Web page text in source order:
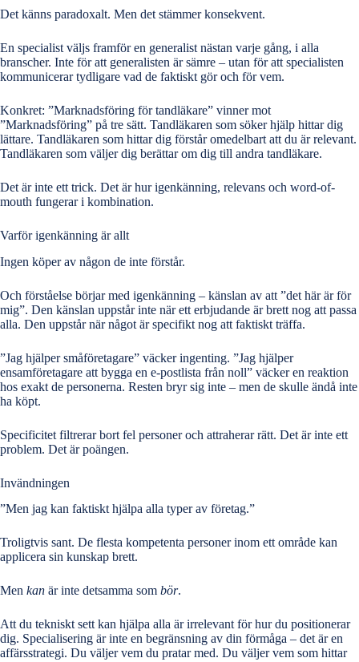
Det känns paradoxalt. Men det stämmer konsekvent.
En specialist väljs framför en generalist nästan varje gång, i alla
branscher. Inte för att generalisten är sämre – utan för att specialisten
kommunicerar tydligare vad de faktiskt gör och för vem.
Konkret: ”Marknadsföring för tandläkare” vinner mot
”Marknadsföring” på tre sätt. Tandläkaren som söker hjälp hittar dig
lättare. Tandläkaren som hittar dig förstår omedelbart att du är relevant.
Tandläkaren som väljer dig berättar om dig till andra tandläkare.
Det är inte ett trick. Det är hur igenkänning, relevans och word-of-
mouth fungerar i kombination.
Varför igenkänning är allt
Ingen köper av någon de inte förstår.
Och förståelse börjar med igenkänning – känslan av att ”det här är för
mig”. Den känslan uppstår inte när ett erbjudande är brett nog att passa
alla. Den uppstår när något är specifikt nog att faktiskt träffa.
”Jag hjälper småföretagare” väcker ingenting. ”Jag hjälper
ensamföretagare att bygga en e-postlista från noll” väcker en reaktion
hos exakt de personerna. Resten bryr sig inte – men de skulle ändå inte
ha köpt.
Specificitet filtrerar bort fel personer och attraherar rätt. Det är inte ett
problem. Det är poängen.
Invändningen
”Men jag kan faktiskt hjälpa alla typer av företag.”
Troligtvis sant. De flesta kompetenta personer inom ett område kan
applicera sin kunskap brett.
Men kan är inte detsamma som bör.
Att du tekniskt sett kan hjälpa alla är irrelevant för hur du positionerar
dig. Specialisering är inte en begränsning av din förmåga – det är en
affärsstrategi. Du väljer vem du pratar med. Du väljer vem som hittar